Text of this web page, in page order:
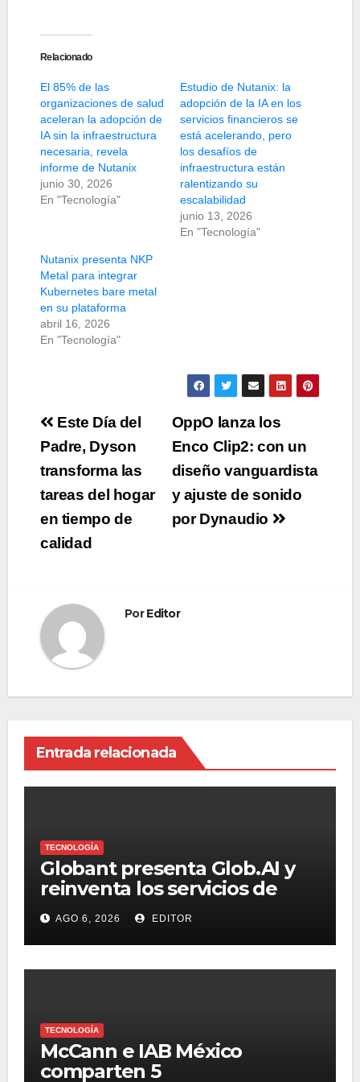
Relacionado
El 85% de las
organizaciones de salud
aceleran la adopción de
IA sin la infraestructura
necesaria, revela
informe de Nutanix
junio 30, 2026
En "Tecnología"
Estudio de Nutanix: la
adopción de la IA en los
servicios financieros se
está acelerando, pero
los desafíos de
infraestructura están
ralentizando su
escalabilidad
junio 13, 2026
En "Tecnología"
Nutanix presenta NKP
Metal para integrar
Kubernetes bare metal
en su plataforma
abril 16, 2026
En "Tecnología"
Navegación
de
entradas
OppO lanza los
Enco Clip2: con un
diseño vanguardista
y ajuste de sonido
por Dynaudio
Este Día del
Padre, Dyson
transforma las
tareas del hogar
en tiempo de
calidad
PorEditor
Entrada relacionada
TECNOLOGÍA
Globant presenta Glob.AI y
reinventa los servicios de
tecnología para la era de la IA
AGO 6, 2026 EDITOR
TECNOLOGÍA
McCann e IAB México
comparten 5